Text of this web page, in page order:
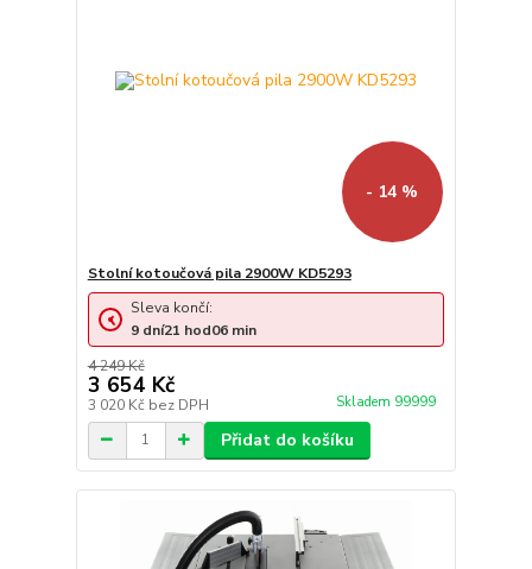
- 14 %
Stolní kotoučová pila 2900W KD5293
4 249 Kč
3 654 Kč
3 020 Kč bez DPH Skladem 99999
Sleva končí:
9 dní21 hod06 min
Přidat do košíku